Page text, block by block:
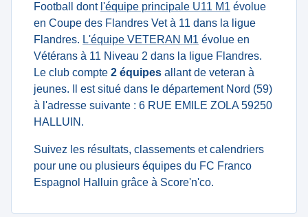
Football dont l'équipe principale U11 M1 évolue
en Coupe des Flandres Vet à 11 dans la ligue
Flandres. L'équipe VETERAN M1 évolue en
Vétérans à 11 Niveau 2 dans la ligue Flandres.
Le club compte 2 équipes allant de veteran à
jeunes. Il est situé dans le département Nord (59)
à l'adresse suivante : 6 RUE EMILE ZOLA 59250
HALLUIN.
Suivez les résultats, classements et calendriers
pour une ou plusieurs équipes du FC Franco
Espagnol Halluin grâce à Score'n'co.